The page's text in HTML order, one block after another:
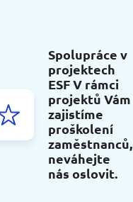
Spolupráce v
projektech
ESF V rámci
projektů Vám
zajistíme
proškolení
zaměstnanců,
neváhejte
nás oslovit.